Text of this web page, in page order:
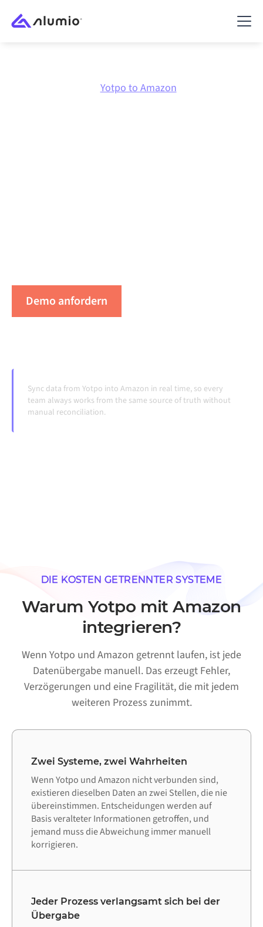
Yotpo to Amazon
Demo anfordern
Sync data from Yotpo into Amazon in real time, so every
team always works from the same source of truth without
manual reconciliation.
DIE KOSTEN GETRENNTER SYSTEME
Warum Yotpo mit Amazon
integrieren?
Wenn Yotpo und Amazon getrennt laufen, ist jede
Datenübergabe manuell. Das erzeugt Fehler,
Verzögerungen und eine Fragilität, die mit jedem
weiteren Prozess zunimmt.
Zwei Systeme, zwei Wahrheiten
Wenn Yotpo und Amazon nicht verbunden sind,
existieren dieselben Daten an zwei Stellen, die nie
übereinstimmen. Entscheidungen werden auf
Basis veralteter Informationen getroffen, und
jemand muss die Abweichung immer manuell
korrigieren.
Jeder Prozess verlangsamt sich bei der
Übergabe